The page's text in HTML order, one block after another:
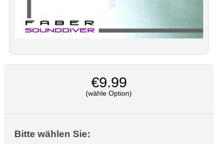
€9.99
(wähle Option)
Bitte wählen Sie: